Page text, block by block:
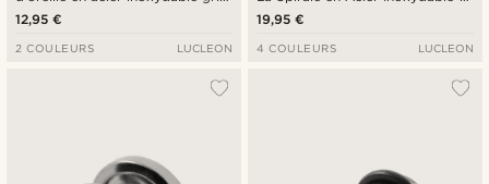
anthracite 12 mm
12,95 €
2 COULEURS LUCLEON
acrylique noir
19,95 €
4 COULEURS LUCLEON